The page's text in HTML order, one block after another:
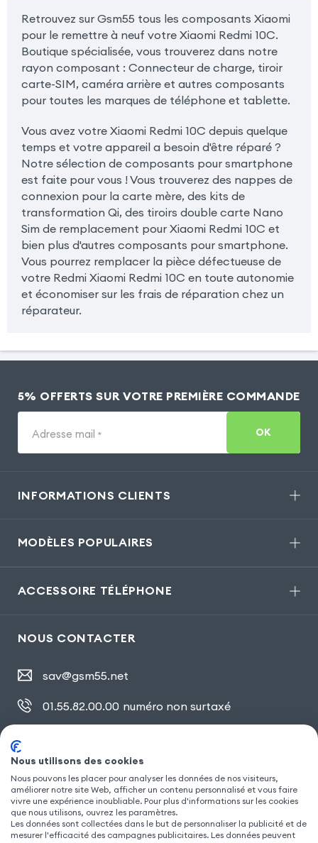
Retrouvez sur Gsm55 tous les composants Xiaomi
pour le remettre à neuf votre Xiaomi Redmi 10C.
Boutique spécialisée, vous trouverez dans notre
rayon composant : Connecteur de charge, tiroir
carte-SIM, caméra arrière et autres composants
pour toutes les marques de téléphone et tablette.
Vous avez votre Xiaomi Redmi 10C depuis quelque
temps et votre appareil a besoin d'être réparé ?
Notre sélection de composants pour smartphone
est faite pour vous ! Vous trouverez des nappes de
connexion pour la carte mère, des kits de
transformation Qi, des tiroirs double carte Nano
Sim de remplacement pour Xiaomi Redmi 10C et
bien plus d'autres composants pour smartphone.
Vous pourrez remplacer la pièce défectueuse de
votre Redmi Xiaomi Redmi 10C en toute autonomie
et économiser sur les frais de réparation chez un
réparateur.
5% OFFERTS SUR VOTRE PREMIÈRE COMMANDE
Adresse mail * OK
INFORMATIONS CLIENTS
MODÈLES POPULAIRES
ACCESSOIRE TÉLÉPHONE
NOUS CONTACTER
sav@gsm55.net
01.55.82.00.00 numéro non surtaxé
SUIVEZ NOUS
Nous utilisons des cookies
Nous pouvons les placer pour analyser les données de nos visiteurs,
améliorer notre site Web, afficher un contenu personnalisé et vous faire
vivre une expérience inoubliable. Pour plus d'informations sur les cookies
que nous utilisons, ouvrez les paramètres.
Les données sont collectées dans le but de personnaliser la publicité et de
mesurer l'efficacité des campagnes publicitaires. Les données peuvent